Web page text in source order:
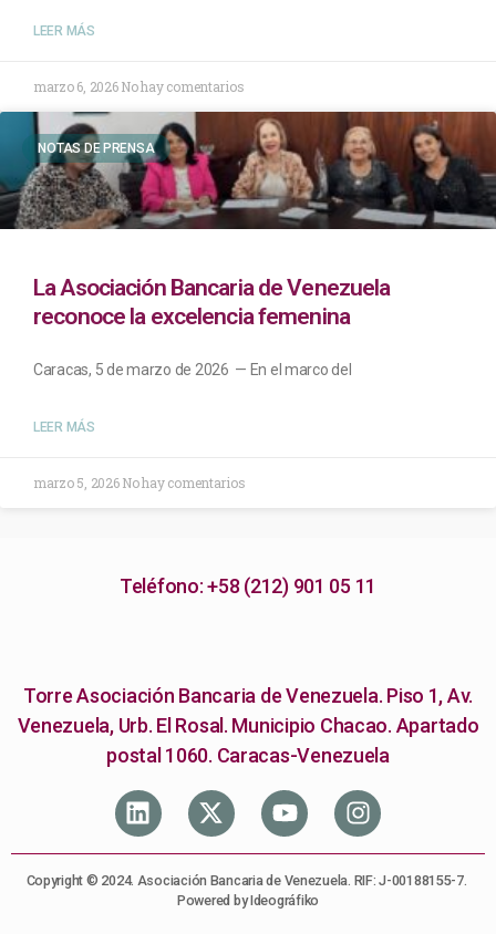
LEER MÁS
marzo 6, 2026No hay comentarios
NOTAS DE PRENSA
La Asociación Bancaria de Venezuela
reconoce la excelencia femenina
Caracas, 5 de marzo de 2026 — En el marco del
LEER MÁS
marzo 5, 2026No hay comentarios
Teléfono: +58 (212) 901 05 11
Torre Asociación Bancaria de Venezuela. Piso 1, Av.
Venezuela, Urb. El Rosal. Municipio Chacao. Apartado
postal 1060. Caracas-Venezuela
Copyright © 2024. Asociación Bancaria de Venezuela. RIF: J-00188155-7.
Powered by Ideográfiko